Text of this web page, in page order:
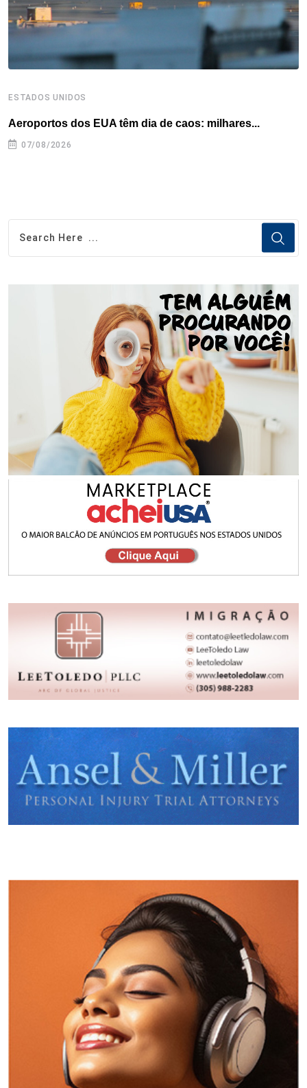
t
ESTADOS UNIDOS
Aeroportos dos EUA têm dia de caos: milhares...
07/08/2026